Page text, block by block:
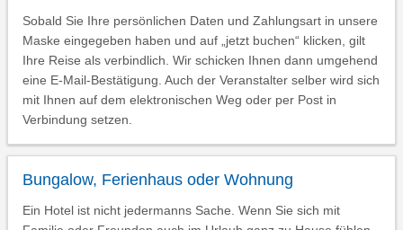
Sobald Sie Ihre persönlichen Daten und Zahlungsart in unsere
Maske eingegeben haben und auf „jetzt buchen“ klicken, gilt
Ihre Reise als verbindlich. Wir schicken Ihnen dann umgehend
eine E-Mail-Bestätigung. Auch der Veranstalter selber wird sich
mit Ihnen auf dem elektronischen Weg oder per Post in
Verbindung setzen.
Bungalow, Ferienhaus oder Wohnung
Ein Hotel ist nicht jedermanns Sache. Wenn Sie sich mit